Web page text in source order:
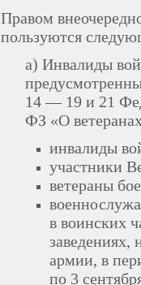
Правом
пользуются
a) Инвалиды
14 — 19 и 21
ФЗ «О
инвалиды
участники
ветераны
в воинских
заведениях,
армии, в
по 3